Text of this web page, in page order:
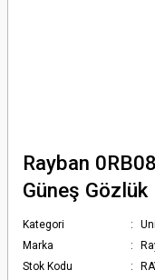
Rayban
Güneş Gözlük
Kategori
Marka
Stok Kodu